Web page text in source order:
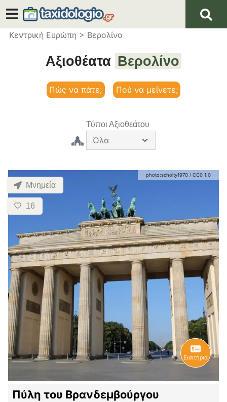
Κεντρική Ευρώπη > Βερολίνο
Αξιοθέατα Βερολίνο
Πώς να πάτε; Πού να μείνετε;
Τύποι Αξιοθεάτου
photo:scholty1970 / CC0 1.0
Μνημεία
16
Εισιτήρια
Πύλη του Βρανδεμβούργου